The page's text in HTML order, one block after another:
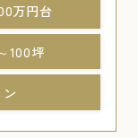
万円台
100坪